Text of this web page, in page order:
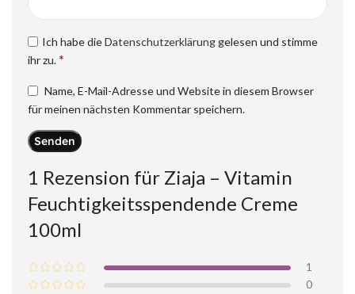
1 Rezension für Ziaja – Vitamin
Feuchtigkeitsspendende Creme
100ml
1
0
Ich habe dieDatenschutzerklärung gelesen und stimme
ihr zu.*
Name, E-Mail-Adresse und Website in diesem Browser
für meinen nächsten Kommentar speichern.